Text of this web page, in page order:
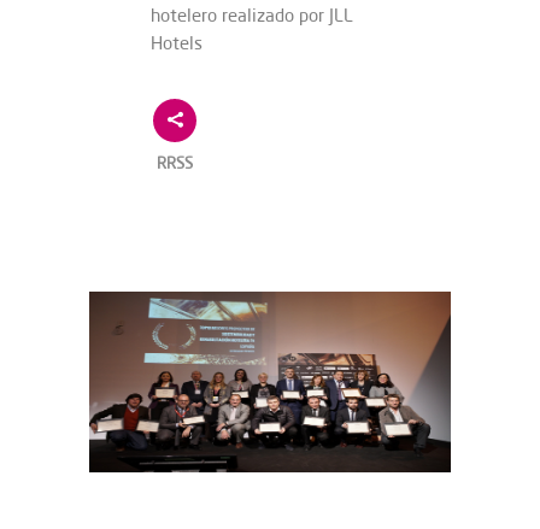
hotelero realizado por JLL
Hotels
RRSS